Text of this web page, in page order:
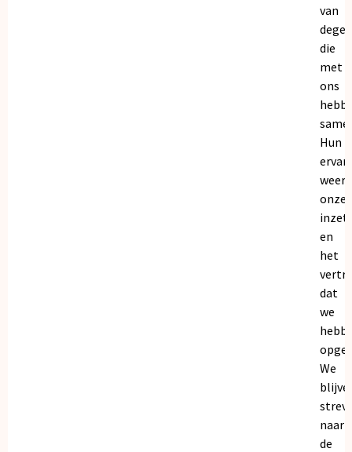
van
die
met
ons
Hun
onze
inzet
en
het
dat
we
We
naar
de